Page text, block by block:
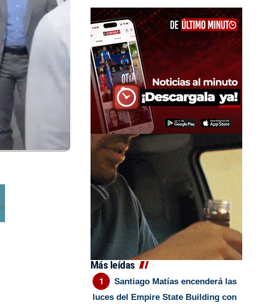
Más leídas
Santiago Matías encenderá las
luces del Empire State Building con